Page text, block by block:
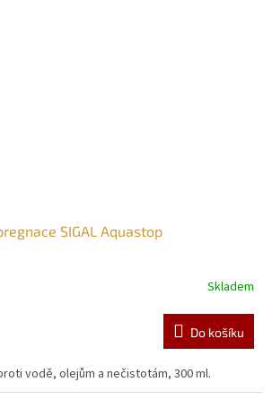
SIGAL Aquastop
Skladem
Do košíku
vodě, olejům a nečistotám, 300 ml.